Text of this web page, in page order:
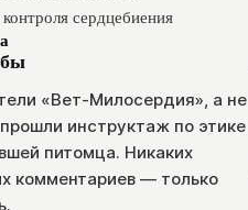
сердцебиения
«Вет-Милосердия», а не
инструктаж по этике
питомца. Никаких
комментариев — только